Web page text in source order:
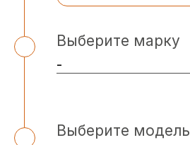
Выберите марку
Выберите модель